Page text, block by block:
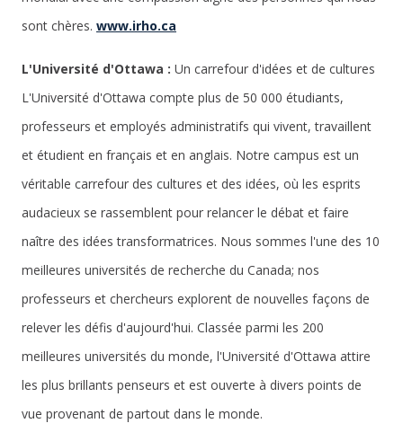
sont chères. www.irho.ca
L'Université d'Ottawa : Un carrefour d'idées et de cultures
L'Université d'Ottawa compte plus de 50 000 étudiants,
professeurs et employés administratifs qui vivent, travaillent
et étudient en français et en anglais. Notre campus est un
véritable carrefour des cultures et des idées, où les esprits
audacieux se rassemblent pour relancer le débat et faire
naître des idées transformatrices. Nous sommes l'une des 10
meilleures universités de recherche du Canada; nos
professeurs et chercheurs explorent de nouvelles façons de
relever les défis d'aujourd'hui. Classée parmi les 200
meilleures universités du monde, l'Université d'Ottawa attire
les plus brillants penseurs et est ouverte à divers points de
vue provenant de partout dans le monde.